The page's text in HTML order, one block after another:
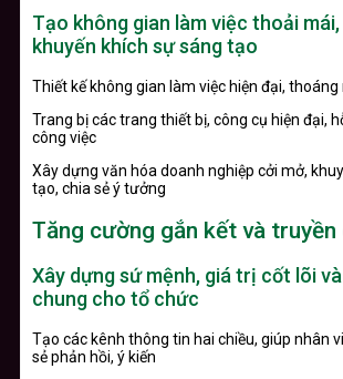
Tạo không gian làm việc thoải
khuyến khích sự sáng tạo
Thiết kế không gian làm việc hiện đại,
Trang bị các trang thiết bị, công cụ hiện đại,
công việc
Xây dựng văn hóa doanh nghiệp cởi mở,
tạo, chia sẻ ý tưởng
Tăng cường gắn kết và truyền
Xây dựng sứ mệnh, giá trị cốt lõi
chung cho tổ chức
Tạo các kênh thông tin hai chiều, giúp nhân
sẻ phản hồi, ý kiến